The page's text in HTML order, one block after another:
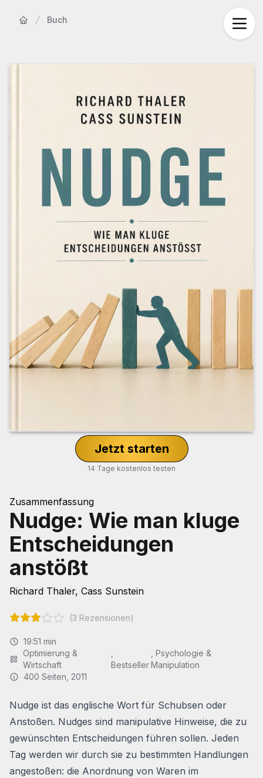
Buch
Zusammenfassung
Nudge: Wie man kluge
Entscheidungen
anstößt
Richard Thaler, Cass Sunstein
(3 Rezensionen)
19:51 min
Optimierung &
Wirtschaft
Bestseller
Psychologie &
Manipulation
400 Seiten , 2011
Nudge ist das englische Wort für Schubsen oder
Anstoßen. Nudges sind manipulative Hinweise, die zu
gewünschten Entscheidungen führen sollen. Jeden
Tag werden wir durch sie zu bestimmten Handlungen
angestoßen: die Anordnung von Waren im
Jetzt starten
14 Tage kostenlos testen